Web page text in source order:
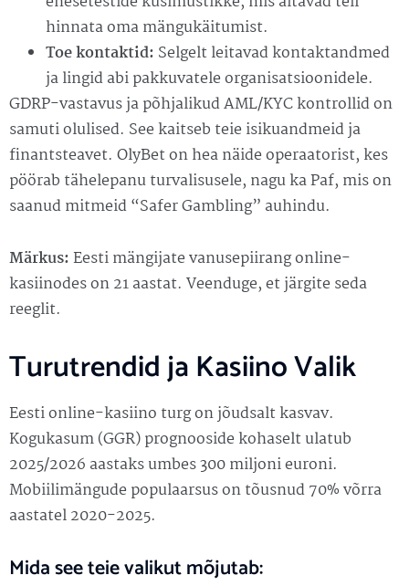
hinnata oma mängukäitumist.
Toe kontaktid: Selgelt leitavad kontaktandmed
ja lingid abi pakkuvatele organisatsioonidele.
GDRP-vastavus ja põhjalikud AML/KYC kontrollid on
samuti olulised. See kaitseb teie isikuandmeid ja
finantsteavet. OlyBet on hea näide operaatorist, kes
pöörab tähelepanu turvalisusele, nagu ka Paf, mis on
saanud mitmeid “Safer Gambling” auhindu.
Märkus:Eesti mängijate vanusepiirang online-
kasiinodes on 21 aastat. Veenduge, et järgite seda
reeglit.
Turutrendid ja Kasiino Valik
Eesti online-kasiino turg on jõudsalt kasvav.
Kogukasum (GGR) prognooside kohaselt ulatub
2025/2026 aastaks umbes 300 miljoni euroni.
Mobiilimängude populaarsus on tõusnud 70% võrra
aastatel 2020-2025.
Mida see teie valikut mõjutab: